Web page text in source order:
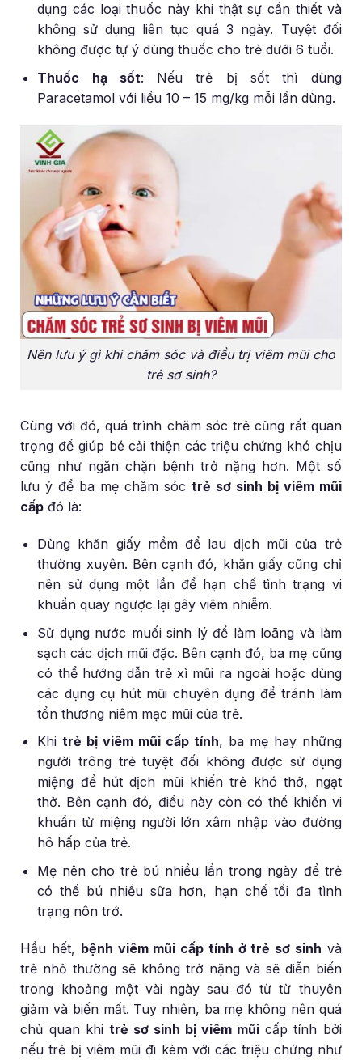
dụng các loại thuốc này khi thật sự cần thiết và
không sử dụng liên tục quá 3 ngày. Tuyệt đối
không được tự ý dùng thuốc cho trẻ dưới 6 tuổi.
Thuốc hạ sốt: Nếu trẻ bị sốt thì dùng
Paracetamol với liều 10 – 15 mg/kg mỗi lần dùng.
Nên lưu ý gì khi chăm sóc và điều trị viêm mũi cho
trẻ sơ sinh?
Cùng với đó, quá trình chăm sóc trẻ cũng rất quan
trọng để giúp bé cải thiện các triệu chứng khó chịu
cũng như ngăn chặn bệnh trở nặng hơn. Một số
lưu ý để ba mẹ chăm sóc trẻ sơ sinh bị viêm mũi
cấp đó là:
Dùng khăn giấy mềm để lau dịch mũi của trẻ
thường xuyên. Bên cạnh đó, khăn giấy cũng chỉ
nên sử dụng một lần để hạn chế tình trạng vi
khuẩn quay ngược lại gây viêm nhiễm.
Sử dụng nước muối sinh lý để làm loãng và làm
sạch các dịch mũi đặc. Bên cạnh đó, ba mẹ cũng
có thể hướng dẫn trẻ xì mũi ra ngoài hoặc dùng
các dụng cụ hút mũi chuyên dụng để tránh làm
tổn thương niêm mạc mũi của trẻ.
Khitrẻ bị viêm mũi cấp tính, ba mẹ hay những
người trông trẻ tuyệt đối không được sử dụng
miệng để hút dịch mũi khiến trẻ khó thở, ngạt
thở. Bên cạnh đó, điều này còn có thể khiến vi
khuẩn từ miệng người lớn xâm nhập vào đường
hô hấp của trẻ.
Mẹ nên cho trẻ bú nhiều lần trong ngày để trẻ
có thể bú nhiều sữa hơn, hạn chế tối đa tình
trạng nôn trớ.
Hầu hết, bệnh viêm mũi cấp tính ở trẻ sơ sinh và
trẻ nhỏ thường sẽ không trở nặng và sẽ diễn biến
trong khoảng một vài ngày sau đó từ từ thuyên
giảm và biến mất. Tuy nhiên, ba mẹ không nên quá
chủ quan khi trẻ sơ sinh bị viêm mũi cấp tính bởi
nếu trẻ bị viêm mũi đi kèm với các triệu chứng như